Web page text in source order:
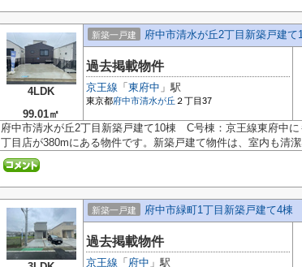
4LDK
99.01㎡
新築一戸建 府中市清水が丘2丁目新築戸建
過去掲載物件
京王線 「 東府中 」駅
東京都府中市清水が丘 ２丁目37
府中市清水が丘2丁目新築戸建て10棟 C号棟：京王線東府中
丁目店が380mにある物件です。新築戸建て物件は、室内も清
新築一戸建 府中市緑町1丁目新築戸建て4棟
過去掲載物件
京王線 「 府中 」駅